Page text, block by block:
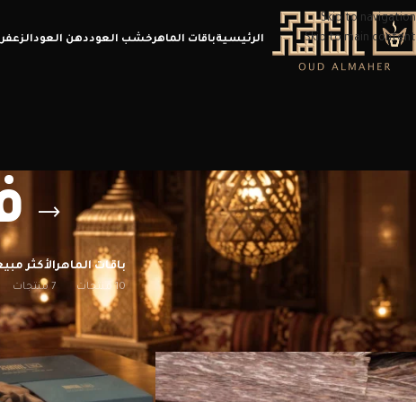
Skip to navigation
Skip to main content
الرئيسيةباقات الماهرخشب العوددهن العود
باقات الماهر
10 منتجات
الأكثر
7 منتجات
الرئيسية/ منتجات تحت الوسم “فيتنامي عود”